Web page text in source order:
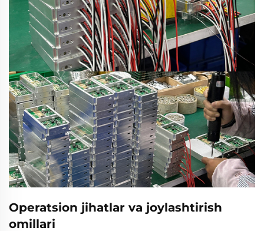
Operatsion jihatlar va joylashtirish
omillari